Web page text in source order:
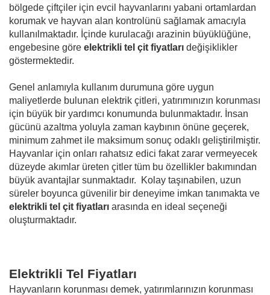
bölgede çiftçiler için evcil hayvanlarını yabani ortamlardan
korumak ve hayvan alan kontrolünü sağlamak amacıyla
kullanılmaktadır. İçinde kurulacağı arazinin büyüklüğüne,
engebesine göre elektrikli tel çit fiyatları değişiklikler
göstermektedir.
Genel anlamıyla kullanım durumuna göre uygun
maliyetlerde bulunan elektrik çitleri, yatırımınızın korunması
için büyük bir yardımcı konumunda bulunmaktadır. İnsan
gücünü azaltma yoluyla zaman kaybının önüne geçerek,
minimum zahmet ile maksimum sonuç odaklı geliştirilmiştir.
Hayvanlar için onları rahatsız edici fakat zarar vermeyecek
düzeyde akımlar üreten çitler tüm bu özellikler bakımından
büyük avantajlar sunmaktadır. Kolay taşınabilen, uzun
süreler boyunca güvenilir bir deneyime imkan tanımakta ve
elektrikli tel çit fiyatları arasında en ideal seçeneği
oluşturmaktadır.
Elektrikli Tel Fiyatları
Hayvanların korunması demek, yatırımlarınızın korunması